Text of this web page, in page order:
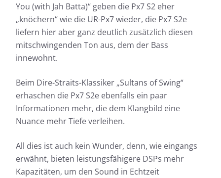
You (with Jah Batta)“ geben die Px7 S2 eher
„knöchern“ wie die UR-Px7 wieder, die Px7 S2e
liefern hier aber ganz deutlich zusätzlich diesen
mitschwingenden Ton aus, dem der Bass
innewohnt.
Beim Dire-Straits-Klassiker „Sultans of Swing“
erhaschen die Px7 S2e ebenfalls ein paar
Informationen mehr, die dem Klangbild eine
Nuance mehr Tiefe verleihen.
All dies ist auch kein Wunder, denn, wie eingangs
erwähnt, bieten leistungsfähigere DSPs mehr
Kapazitäten, um den Sound in Echtzeit